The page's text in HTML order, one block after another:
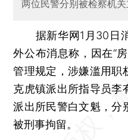
两位民警分别被检察机
据新华网1月30日消
外公布消息称，因在“
管理规定，涉嫌滥用职
克虎镇派出所指导员李
派出所民警白文魁，分
被刑事拘留。